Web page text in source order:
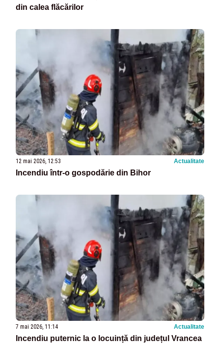
din calea flăcărilor
12 mai 2026, 12:53 Actualitate
Incendiu într-o gospodărie din Bihor
7 mai 2026, 11:14 Actualitate
Incendiu puternic la o locuință din județul Vrancea